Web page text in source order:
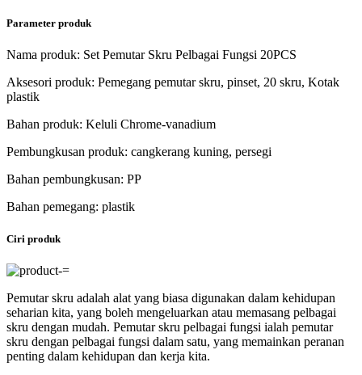
Parameter produk
Nama produk: Set Pemutar Skru Pelbagai Fungsi 20PCS
Aksesori produk: Pemegang pemutar skru, pinset, 20 skru, Kotak
plastik
Bahan produk: Keluli Chrome-vanadium
Pembungkusan produk: cangkerang kuning, persegi
Bahan pembungkusan: PP
Bahan pemegang: plastik
Ciri produk
Pemutar skru adalah alat yang biasa digunakan dalam kehidupan
seharian kita, yang boleh mengeluarkan atau memasang pelbagai
skru dengan mudah. Pemutar skru pelbagai fungsi ialah pemutar
skru dengan pelbagai fungsi dalam satu, yang memainkan peranan
penting dalam kehidupan dan kerja kita.